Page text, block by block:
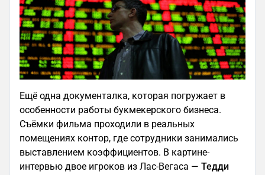
Ещё одна документалка, которая погружает в
особенности работы букмекерского бизнеса.
Съёмки фильма проходили в реальных
помещениях контор, где сотрудники занимались
выставлением коэффициентов. В картине-
интервью двое игроков из Лас-Вегаса — Тедди